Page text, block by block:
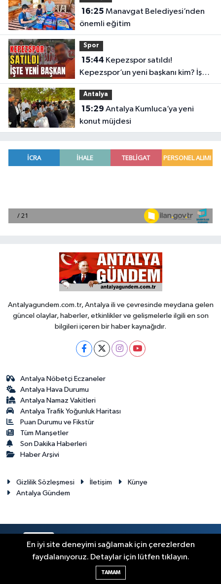
16:25
önemli eğitim
Spor
15:44
Kepezspor’un yeni başkanı kim? İşte
yeni başkan
Antalya
15:29
konut müjdesi
Antalyagundem.com.tr, Antalya ili ve çevresinde meydana gelen
güncel olaylar, haberler, etkinlikler ve gelişmelerle ilgili en son
bilgileri içeren bir haber kaynağıdır.
Antalya Nöbetçi Eczaneler
Antalya Hava Durumu
Antalya Namaz Vakitleri
Antalya Trafik Yoğunluk Haritası
Puan Durumu ve Fikstür
Tüm Manşetler
Son Dakika Haberleri
Haber Arşivi
Gizlilik Sözleşmesi İletişim
Künye
Antalya Gündem
RSS Copyright © 2024. Her hakkı saklıdır.
Haber Yazılımı:
En iyi site deneyimi sağlamak için çerezlerden
faydalanıyoruz. Detaylar için lütfen tıklayın.
TAMAM